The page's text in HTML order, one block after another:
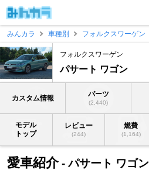
みんカラ
車種別 フォルクスワーゲン
フォルクスワーゲン
パサート ワゴン
カスタム情報 パーツ
(2,440)
モデル
トップ
レビュー
(244)
燃費
(1,164)
愛車紹介- パサート ワゴン